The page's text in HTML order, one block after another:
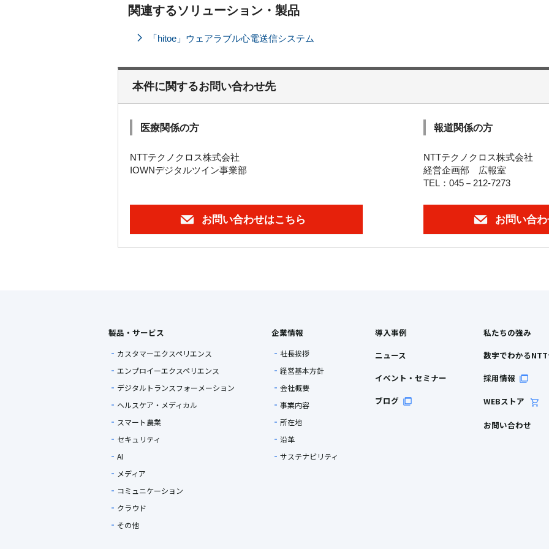
関連するソリューション・製品
「hitoe」ウェアラブル心電送信システム
本件に関するお問い合わせ先
医療関係の方
NTTテクノクロス株式会社
IOWNデジタルツイン事業部
お問い合わせはこちら
報道関係の方
NTTテクノクロス株式会社
経営企画部 広報室
TEL：045－212-7273
お問い合
製品・サービス
カスタマーエクスペリエンス
エンプロイーエクスペリエンス
デジタルトランスフォーメーション
ヘルスケア・メディカル
スマート農業
セキュリティ
AI
メディア
コミュニケーション
クラウド
その他
企業情報
社長挨拶
経営基本方針
会社概要
事業内容
所在地
沿革
サステナビリティ
導入事例
ニュース
イベント・セミナー
ブログ
私たちの強み
数字でわかる
採用情報
WEBストア
お問い合わせ